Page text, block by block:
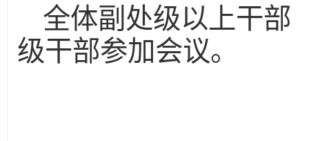
全体副处级以上干部
级干部参加会议。